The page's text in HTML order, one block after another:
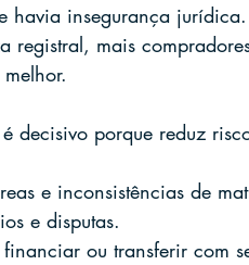
havia insegurança
registral, mais
decisivo porque reduz
e inconsistências de
e disputas.
ou transferir com